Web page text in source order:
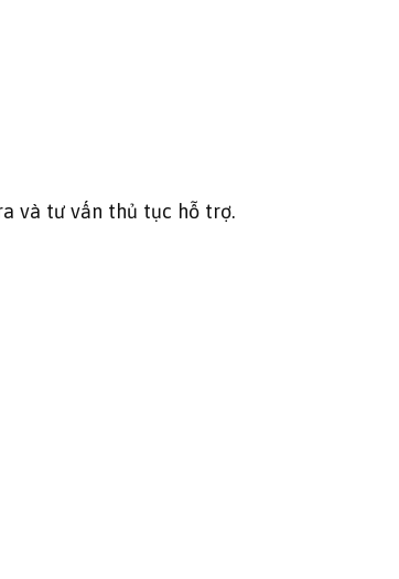
và tư vấn thủ tục hỗ trợ.